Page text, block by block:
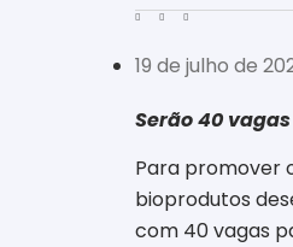
19 de julho de
Serão 40
Para promover
bioprodutos
com 40 vagas